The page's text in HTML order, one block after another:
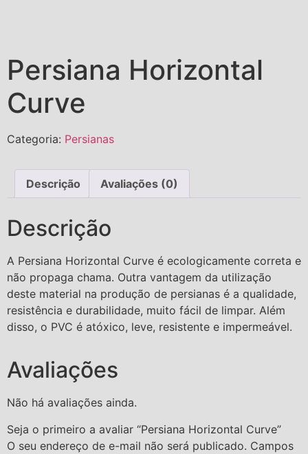
Persiana Horizontal
Curve
Categoria: Persianas
Descrição Avaliações (0)
Descrição
A Persiana Horizontal Curve é ecologicamente correta e
não propaga chama. Outra vantagem da utilização
deste material na produção de persianas é a qualidade,
resistência e durabilidade, muito fácil de limpar. Além
disso, o PVC é atóxico, leve, resistente e impermeável.
Avaliações
Não há avaliações ainda.
Seja o primeiro a avaliar “Persiana Horizontal Curve”
O seu endereço de e-mail não será publicado. Campos